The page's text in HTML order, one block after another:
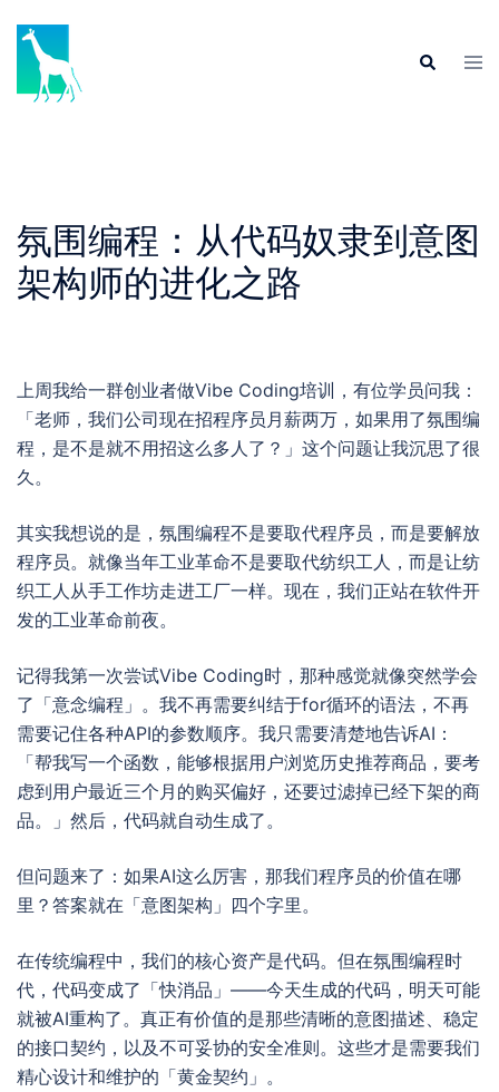
content
Search
氛围编程：从代码奴隶到意图
架构师的进化之路
上周我给一群创业者做Vibe Coding培训，有位学员问我：
「老师，我们公司现在招程序员月薪两万，如果用了氛围编
程，是不是就不用招这么多人了？」这个问题让我沉思了很
久。
其实我想说的是，氛围编程不是要取代程序员，而是要解放
程序员。就像当年工业革命不是要取代纺织工人，而是让纺
织工人从手工作坊走进工厂一样。现在，我们正站在软件开
发的工业革命前夜。
记得我第一次尝试Vibe Coding时，那种感觉就像突然学会
了「意念编程」。我不再需要纠结于for循环的语法，不再
需要记住各种API的参数顺序。我只需要清楚地告诉AI：
「帮我写一个函数，能够根据用户浏览历史推荐商品，要考
虑到用户最近三个月的购买偏好，还要过滤掉已经下架的商
品。」然后，代码就自动生成了。
但问题来了：如果AI这么厉害，那我们程序员的价值在哪
里？答案就在「意图架构」四个字里。
在传统编程中，我们的核心资产是代码。但在氛围编程时
代，代码变成了「快消品」——今天生成的代码，明天可能
就被AI重构了。真正有价值的是那些清晰的意图描述、稳定
的接口契约，以及不可妥协的安全准则。这些才是需要我们
精心设计和维护的「黄金契约」。